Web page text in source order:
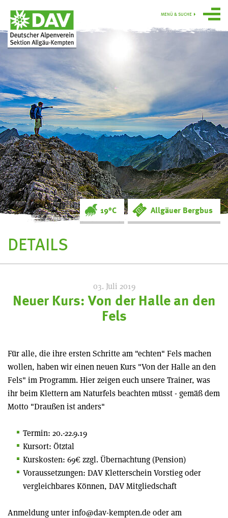
Gruppen
Hütten
swoboda alpin
Service
Ortsgruppe
Obergünzburg
MENÜ & SUCHE
DETAILS
19°C Allgäuer Bergbus
03. Juli 2019
Neuer Kurs: Von der Halle an den
Fels
Für alle, die ihre ersten Schritte am "echten" Fels machen
wollen, haben wir einen neuen Kurs "Von der Halle an den
Fels" im Programm. Hier zeigen euch unsere Trainer, was
ihr beim Klettern am Naturfels beachten müsst - gemäß dem
Motto "Draußen ist anders"
Termin: 20.-22.9.19
Kursort: Ötztal
Kurskosten: 69€ zzgl. Übernachtung (Pension)
Voraussetzungen: DAV Kletterschein Vorstieg oder
vergleichbares Können, DAV Mitgliedschaft
Anmeldung unter info@dav-kempten.de oder am